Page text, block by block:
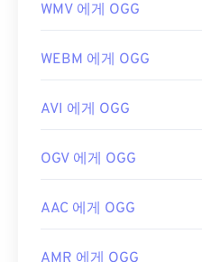
WMV 에게 OGG
WEBM 에게 OGG
AVI 에게 OGG
OGV 에게 OGG
AAC 에게 OGG